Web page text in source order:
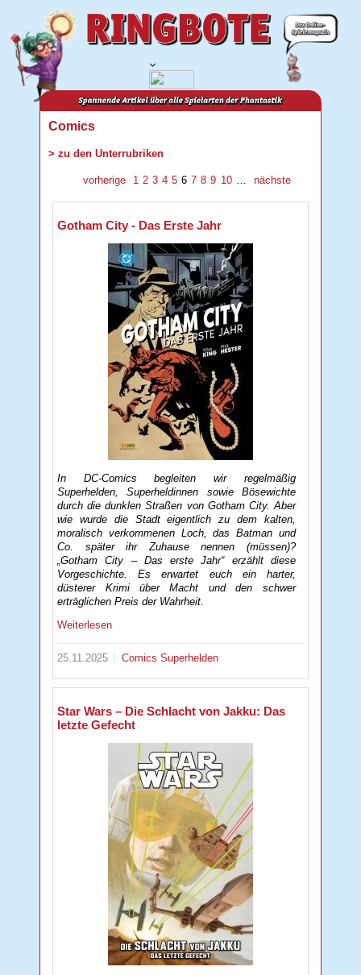
Comics
> zu den Unterrubriken
vorherige 1 2 3 4 5 6 7 8 9 10 … nächste
Gotham City - Das Erste Jahr
In DC-Comics begleiten wir regelmäßig
Superhelden, Superheldinnen sowie Bösewichte
durch die dunklen Straßen von Gotham City. Aber
wie wurde die Stadt eigentlich zu dem kalten,
moralisch verkommenen Loch, das Batman und
Co. später ihr Zuhause nennen (müssen)?
„Gotham City – Das erste Jahr“ erzählt diese
Vorgeschichte. Es erwartet euch ein harter,
düsterer Krimi über Macht und den schwer
erträglichen Preis der Wahrheit.
Weiterlesen
25.11.2025 ComicsSuperhelden
Star Wars – Die Schlacht von Jakku: Das
letzte Gefecht